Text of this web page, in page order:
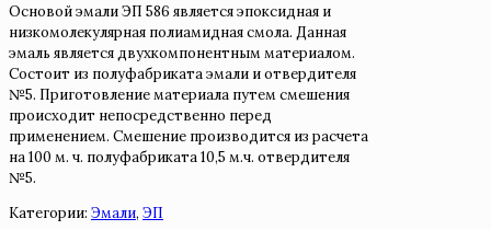
Основой эмали ЭП 586 является эпоксидная и
низкомолекулярная полиамидная смола. Данная
эмаль является двухкомпонентным материалом.
Состоит из полуфабриката эмали и отвердителя
№5. Приготовление материала путем смешения
происходит непосредственно перед
применением. Смешение производится из расчета
на 100 м. ч. полуфабриката 10,5 м.ч. отвердителя
№5.
Категории: Эмали, ЭП